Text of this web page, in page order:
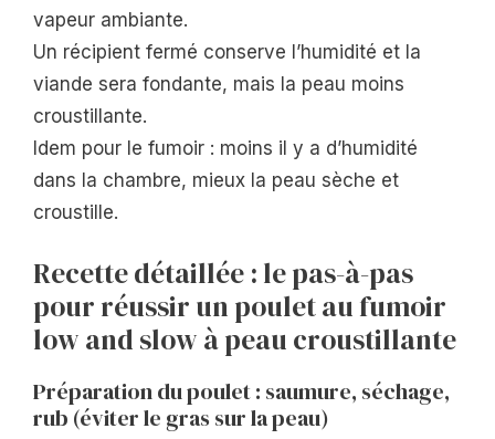
vapeur ambiante.
Un récipient fermé conserve l’humidité et la
viande sera fondante, mais la peau moins
croustillante.
Idem pour le fumoir : moins il y a d’humidité
dans la chambre, mieux la peau sèche et
croustille.
Recette détaillée : le pas-à-pas
pour réussir un poulet au fumoir
low and slow à peau croustillante
Préparation du poulet : saumure, séchage,
rub (éviter le gras sur la peau)